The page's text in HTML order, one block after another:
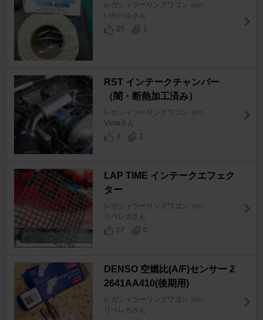
レガシィツーリングワゴン
いかハルさん
25
1
RST インテークチャンバー
（闇・断熱加工済み）
レガシィツーリングワゴン
Violaさん
3
2
LAP TIME インテークエフェク
ター
レガシィツーリングワゴン
リベレガさん
27
0
DENSO 空燃比(A/F)センサー 2
2641AA410(後期用)
レガシィツーリングワゴン
リベレガさん